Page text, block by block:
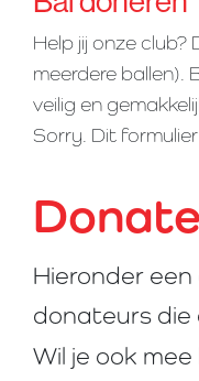
Help jij onze
meerdere ballen).
veilig en
Sorry. Dit
Hieronder
donateurs die
Wil je ook